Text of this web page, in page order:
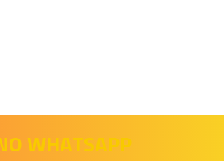
WHATSAPP